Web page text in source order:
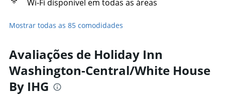
Wi-Fi disponível em todas as áreas
Mostrar todas as 85 comodidades
Avaliações de Holiday Inn
Washington-Central/White House
By IHG